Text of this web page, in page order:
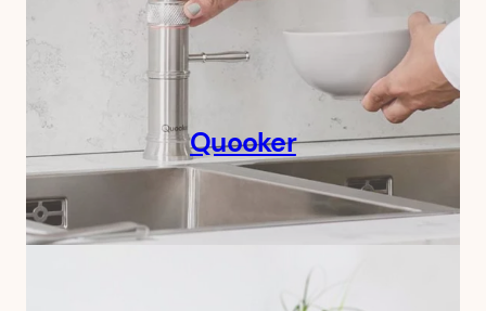
Quooker